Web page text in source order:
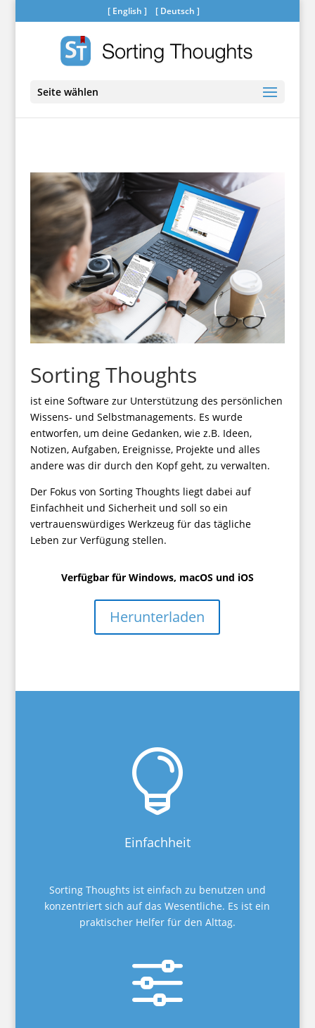
[ English ] [ Deutsch ]
Seite wählen
Sorting Thoughts
ist eine Software zur Unterstützung des persönlichen
Wissens- und Selbstmanagements. Es wurde
entworfen, um deine Gedanken, wie z.B. Ideen,
Notizen, Aufgaben, Ereignisse, Projekte und alles
andere was dir durch den Kopf geht, zu verwalten.
Der Fokus von Sorting Thoughts liegt dabei auf
Einfachheit und Sicherheit und soll so ein
vertrauenswürdiges Werkzeug für das tägliche
Leben zur Verfügung stellen.
Verfügbar für Windows, macOS und iOS
Herunterladen

Einfachheit
Sorting Thoughts ist einfach zu benutzen und
konzentriert sich auf das Wesentliche. Es ist ein
praktischer Helfer für den Alttag.
f